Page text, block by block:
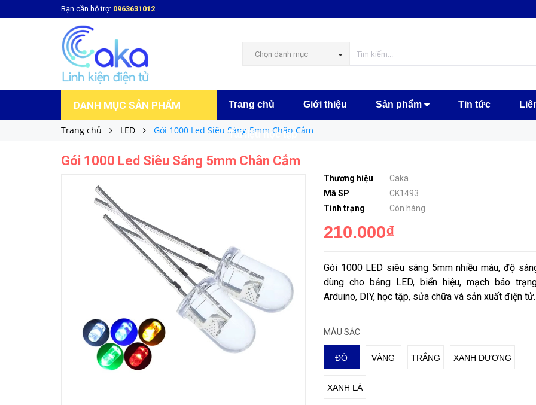
Bạn cần hỗ trợ: 0963631012
Chọn danh mục
DANH MỤC SẢN PHẨM Trang chủ Giới thiệu Sản phẩm Tin tức
Tài liệu học tập
Trang chủ LED Gói 1000 Led Siêu Sáng 5mm Chân Cắm
Gói 1000 Led Siêu Sáng 5mm Chân Cắm
Thương hiệu
Caka
Mã SP
CK1493
Tình trạng
Còn hàng
210.000₫
Gói 1000 LED siêu sáng 5mm nhiều màu, độ
dùng cho bảng LED, biển hiệu, mạch báo
Arduino, DIY, học tập, sửa chữa và sản xuất điện tử.
MÀU SẮC
ĐỎ VÀNG TRẮNG XANH DƯƠNG
XANH LÁ
Gói 1000 Led Siêu Sáng 5mm Chân Cắm
MUA NGAY